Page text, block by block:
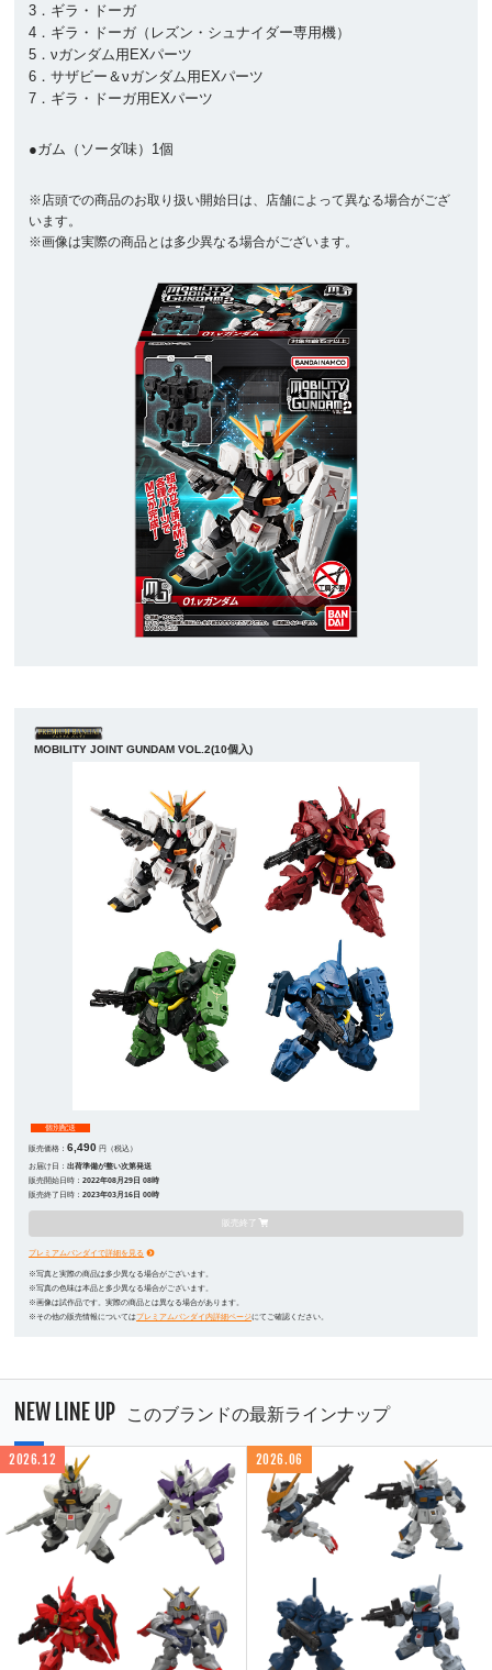
3．ギラ・ドーガ
4．ギラ・ドーガ（レズン・シュナイダー専用機）
5．νガンダム用EXパーツ
6．サザビー＆νガンダム用EXパーツ
7．ギラ・ドーガ用EXパーツ
●ガム（ソーダ味）1個
※店頭での商品のお取り扱い開始日は、店舗によって異なる場合がござ
います。
※画像は実際の商品とは多少異なる場合がございます。
MOBILITY JOINT GUNDAM VOL.2(10個入)
個別配送
販売価格：6,490 円（税込）
お届け日：出荷準備が整い次第発送
販売開始日時：2022年08月29日 08時
販売終了日時：2023年03月16日 00時
販売終了
プレミアムバンダイで詳細を見る
※写真と実際の商品は多少異なる場合がございます。
※写真の色味は本品と多少異なる場合がございます。
※画像は試作品です。実際の商品とは異なる場合があります。
※その他の販売情報についてはプレミアムバンダイ内詳細ページにてご確認ください。
NEW LINE UP このブランドの最新ラインナップ
2026.12 2026.06